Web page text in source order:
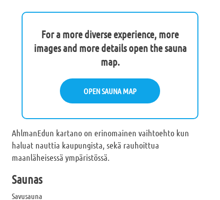
For a more diverse experience, more
images and more details open the sauna
map.
OPEN SAUNA MAP
AhlmanEdun kartano on erinomainen vaihtoehto kun
haluat nauttia kaupungista, sekä rauhoittua
maanläheisessä ympäristössä.
Saunas
Savusauna